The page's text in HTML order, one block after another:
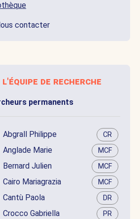
contacter
l'équipe de recherche
permanents
Abgrall Philippe CR
Anglade Marie MCF
Bernard Julien MCF
Cairo Mariagrazia MCF
Cantù Paola DR
Crocco Gabriella PR